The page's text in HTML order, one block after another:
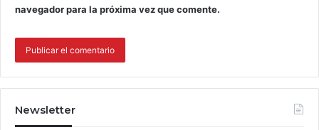
navegador para la próxima vez que comente.
Newsletter